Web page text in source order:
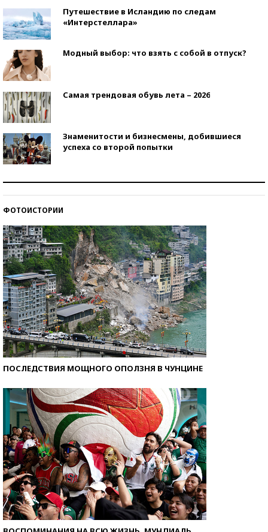
Путешествие в Исландию по следам
«Интерстеллара»
Модный выбор: что взять с собой в отпуск?
Самая трендовая обувь лета – 2026
Знаменитости и бизнесмены, добившиеся
успеха со второй попытки
ФОТОИСТОРИИ
ПОСЛЕДСТВИЯ МОЩНОГО ОПОЛЗНЯ В ЧУНЦИНЕ